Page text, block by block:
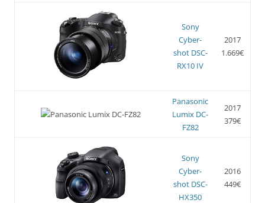
Sony
Cyber-
shot DSC-
RX10 IV
2017
1.669€
Panasonic
Lumix DC-
FZ82
2017
379€
Sony
Cyber-
shot DSC-
HX350
2016
449€